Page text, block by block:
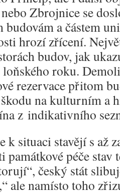
Zbrojnice se
a částem
hrozí zřícení.
budov, jak
roku.
rezervace přitom
na kulturním a
z indikativního
k situaci stavějí s až
péče stav
český stát
ale namísto toho